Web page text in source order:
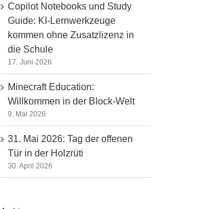
Copilot Notebooks und Study
Guide: KI-Lernwerkzeuge
kommen ohne Zusatzlizenz in
die Schule
17. Juni 2026
Minecraft Education:
Willkommen in der Block-Welt
9. Mai 2026
31. Mai 2026: Tag der offenen
Tür in der Holzrüti
30. April 2026